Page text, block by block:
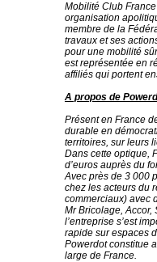
Mobilité Club
organisation
membre de la
travaux et ses
pour une mobilité
est représentée en
affiliés qui portent
A propos de
Présent en France
durable en
territoires, sur leurs
Dans cette optique,
d’euros auprès du
Avec près de 3 000
chez les acteurs du
commerciaux) avec
Mr Bricolage, Accor,
l’entreprise s’est
rapide sur espaces
Powerdot constitue
large de France.